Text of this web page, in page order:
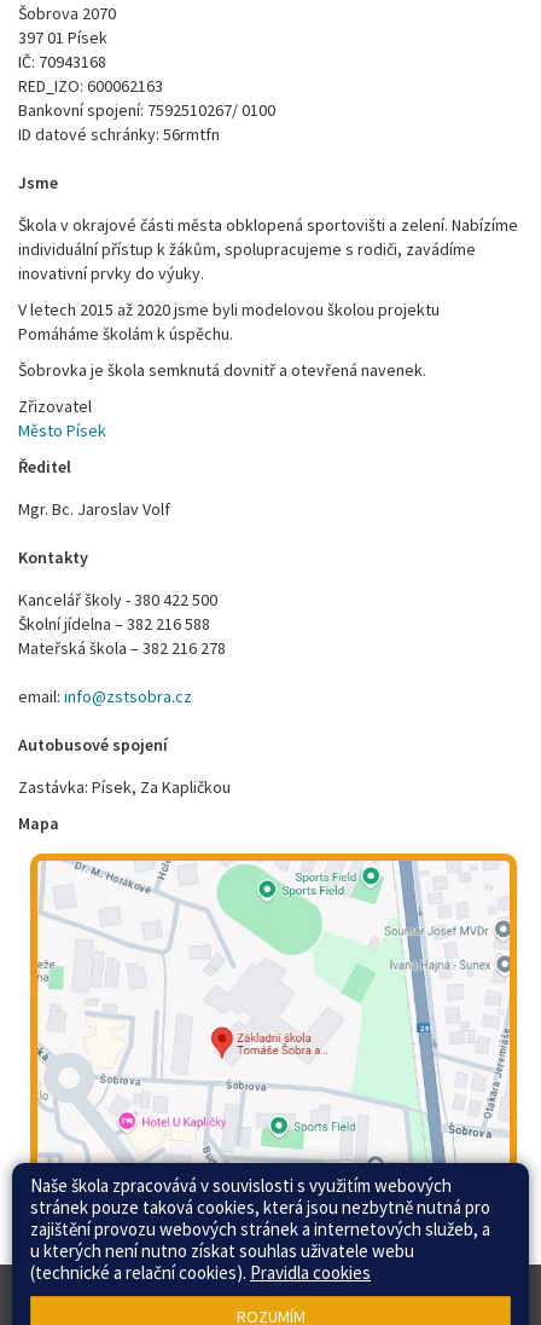
Šobrova 2070
397 01 Písek
IČ: 70943168
RED_IZO: 600062163
Bankovní spojení: 7592510267/ 0100
ID datové schránky: 56rmtfn
Jsme
Škola v okrajové části města obklopená sportovišti a zelení. Nabízíme
individuální přístup k žákům, spolupracujeme s rodiči, zavádíme
inovativní prvky do výuky.
V letech 2015 až 2020 jsme byli modelovou školou projektu
Pomáháme školám k úspěchu.
Šobrovka je škola semknutá dovnitř a otevřená navenek.
Zřizovatel
Město Písek
Ředitel
Mgr. Bc. Jaroslav Volf
Kontakty
Kancelář školy - 380 422 500
Školní jídelna – 382 216 588
Mateřská škola – 382 216 278
email: info@zstsobra.cz
Autobusové spojení
Zastávka: Písek, Za Kapličkou
Mapa
© 2015 - 2026 Základní škola Tomáše Šobra a
Mateřská škola Písek, Šobrova 2070 |Mapa stránek
Web školy
Naše škola zpracovává v souvislosti s využitím webových
stránek pouze taková cookies, která jsou nezbytně nutná pro
zajištění provozu webových stránek a internetových služeb, a
u kterých není nutno získat souhlas uživatele webu
(technické a relační cookies). Pravidla cookies
ROZUMÍM